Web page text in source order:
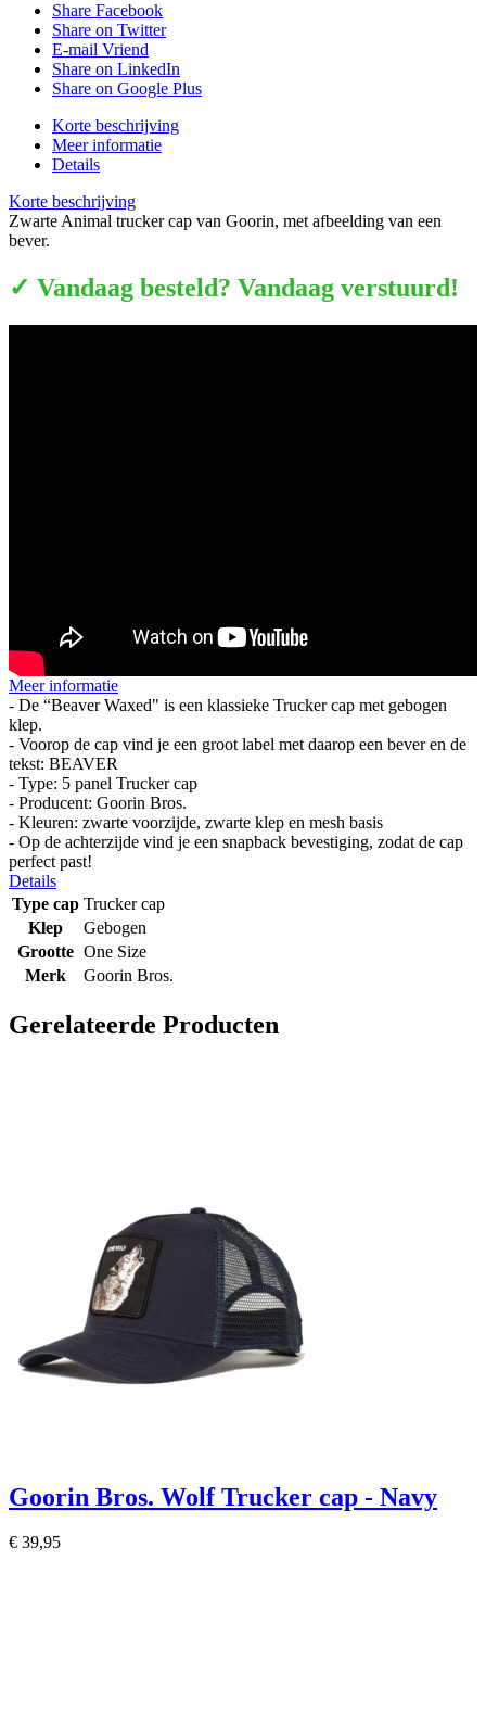
Share Facebook
Share on Twitter
E-mail Vriend
Share on LinkedIn
Share on Google Plus
Korte beschrijving
Meer informatie
Details
Korte beschrijving
Zwarte Animal trucker cap van Goorin, met afbeelding van een
bever.
✓ Vandaag besteld? Vandaag verstuurd!
Meer informatie
- De “Beaver Waxed" is een klassieke Trucker cap met gebogen
klep.
- Voorop de cap vind je een groot label met daarop een bever en de
tekst: BEAVER
- Type: 5 panel Trucker cap
- Producent: Goorin Bros.
- Kleuren: zwarte voorzijde, zwarte klep en mesh basis
- Op de achterzijde vind je een snapback bevestiging, zodat de cap
perfect past!
Details
Type cap Trucker cap
Klep
Gebogen
Grootte One Size
Merk
Goorin Bros.
Gerelateerde Producten
Goorin Bros. Wolf Trucker cap - Navy
€ 39,95